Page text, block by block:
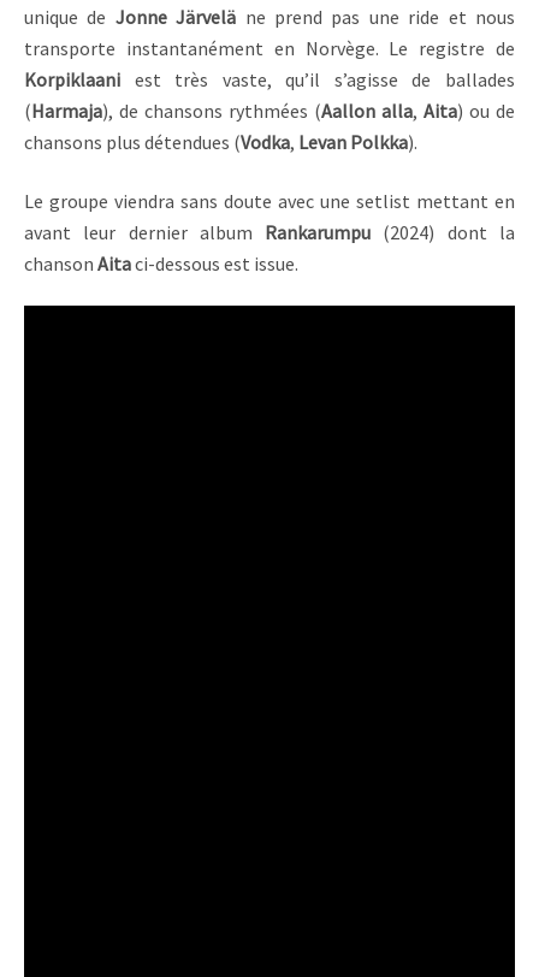
unique de Jonne Järvelä ne prend pas une ride et nous
transporte instantanément en Norvège. Le registre de
Korpiklaani est très vaste, qu’il s’agisse de ballades
(Harmaja), de chansons rythmées (Aallon alla, Aita) ou de
chansons plus détendues (Vodka, Levan Polkka).
Le groupe viendra sans doute avec une setlist mettant en
avant leur dernier album Rankarumpu (2024) dont la
chanson Aitaci-dessous est issue.